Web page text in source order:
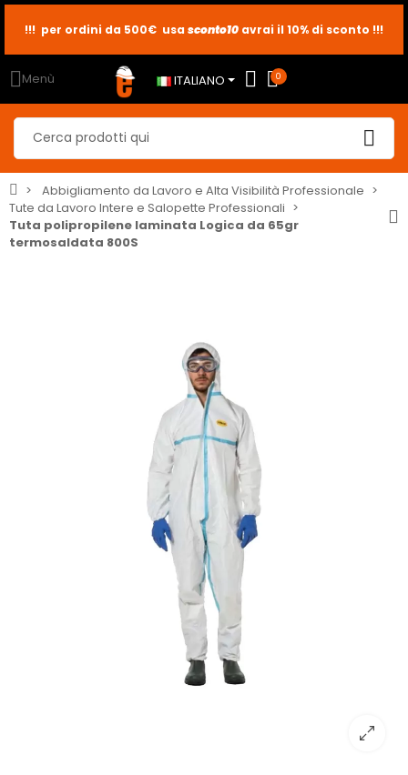
sconto2
sconto5
!!! per ordini da 500€ usa sconto10 avrai il 10% di sconto !!!
Menù ITALIANO 0
Abbigliamento da Lavoro e Alta Visibilità Professionale
Tute da Lavoro Intere e Salopette Professionali
Tuta polipropilene laminata Logica da 65gr
termosaldata 800S